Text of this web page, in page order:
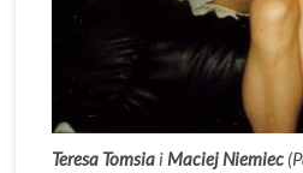
Teresa Tomsia i Maciej Niemiec